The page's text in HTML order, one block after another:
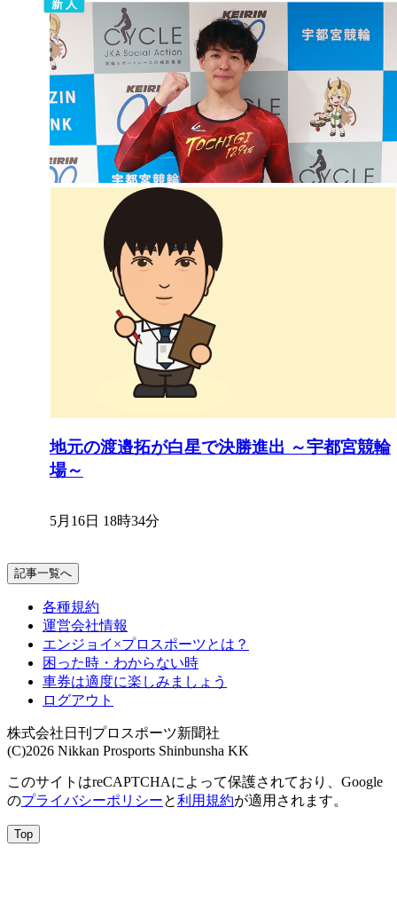
地元の渡邉拓が白星で決勝進出 ～宇都宮競輪
場～
5月16日 18時34分
記事一覧へ
各種規約
運営会社情報
エンジョイ×プロスポーツとは？
困った時・わからない時
車券は適度に楽しみましょう
ログアウト
株式会社日刊プロスポーツ新聞社
(C)2026 Nikkan Prosports Shinbunsha KK
このサイトはreCAPTCHAによって保護されており、Google
のプライバシーポリシーと利用規約が適用されます。
Top